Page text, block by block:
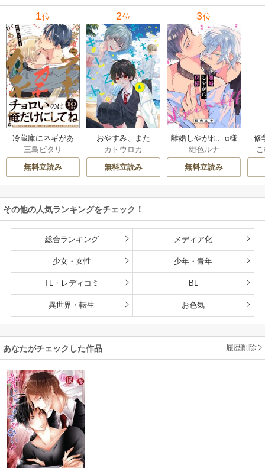
1位
冷蔵庫にネギがあ
ったカモ
三島ピタリ
無料立読み
2位
おやすみ、また
ね。ましろくん。
【電子限定漫画付
き】
カトウロカ
無料立読み
3位
離婚しやがれ、α様
紺色ルナ
無料立読み
修
その他の人気ランキングをチェック！
総合ランキング メディア化
少女・女性 少年・青年
TL・レディコミ BL
異世界・転生 お色気
あなたがチェックした作品 履歴削除